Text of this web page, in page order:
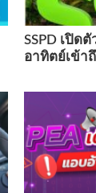
SSPD เปิด
อาทิตย์เข้า